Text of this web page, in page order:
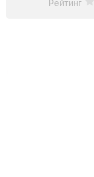
Рейтинг